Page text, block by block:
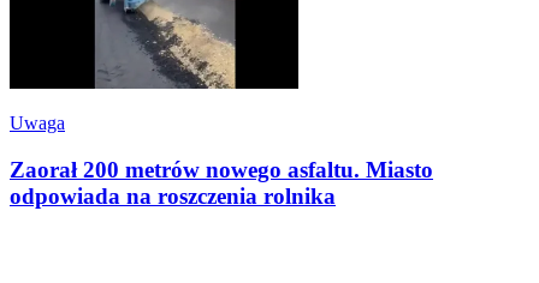
Uwaga
Zaorał 200 metrów nowego asfaltu. Miasto
odpowiada na roszczenia rolnika